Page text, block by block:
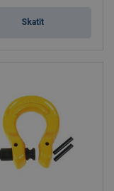
Skatīt